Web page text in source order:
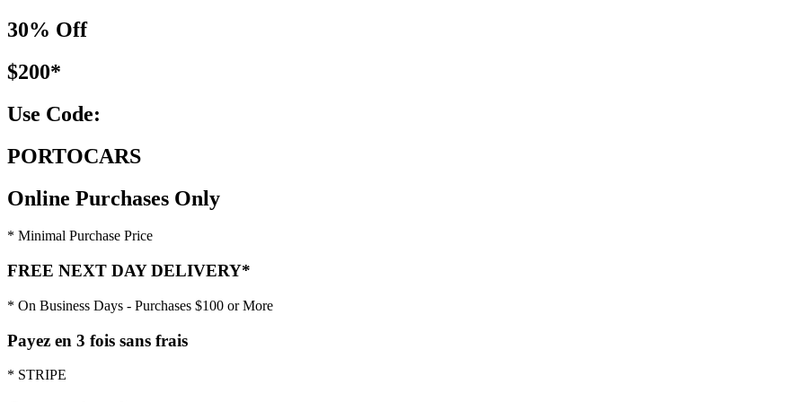
30% Off
$200*
Use Code:
PORTOCARS
Online Purchases Only
* Minimal Purchase Price
FREE NEXT DAY DELIVERY*
* On Business Days - Purchases $100 or More
Payez en 3 fois sans frais
* STRIPE